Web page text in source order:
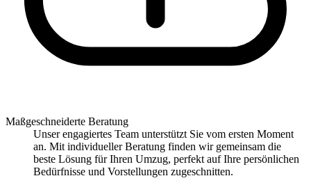
Maßgeschneiderte Beratung
Unser engagiertes Team unterstützt Sie vom ersten Moment
an. Mit individueller Beratung finden wir gemeinsam die
beste Lösung für Ihren Umzug, perfekt auf Ihre persönlichen
Bedürfnisse und Vorstellungen zugeschnitten.